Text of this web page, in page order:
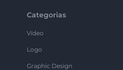
Categorias
Vídeo
Logo
Graphic Design